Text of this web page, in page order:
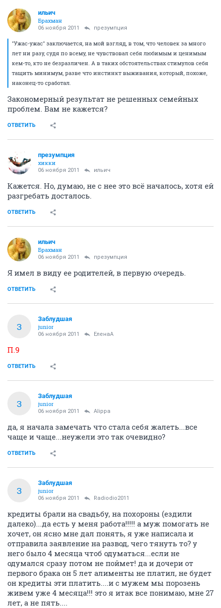
ильич
Брахман
06 ноября 2011 презумпция
"Ужас-ужас" заключается, на мой взгляд, в том, что человек за много
лет ни разу, судя по всему, не чувствовал себя любимым и ценимым
кем-то, кто не безразличен. А в таких обстоятельствах стимулов себя
тащить минимум, разве что инстинкт выживания, который, похоже,
наконец-то сработал.
Закономерный результат не решенных семейных
проблем. Вам не кажется?
ОТВЕТИТЬ
презумпция
хикки
06 ноября 2011 ильич
Кажется. Но, думаю, не с нее это всё началось, хотя ей
разгребать досталось.
ОТВЕТИТЬ
ильич
Брахман
06 ноября 2011 презумпция
Я имел в виду ее родителей, в первую очередь.
ОТВЕТИТЬ
З
Заблудшая
junior
06 ноября 2011 ЕленаА
П.9
ОТВЕТИТЬ
З
Заблудшая
junior
06 ноября 2011 Alippa
да, я начала замечать что стала себя жалеть...все
чаще и чаще...неужели это так очевидно?
ОТВЕТИТЬ
З
Заблудшая
junior
06 ноября 2011 Radiodio2011
кредиты брали на свадьбу, на похороны (ездили
далеко)...да есть у меня работа!!!!! а муж помогать не
хочет, он ясно мне дал понять, я уже написала и
отправила заявление на развод, чего тянуть то? у
него было 4 месяца чтоб одуматься...если не
одумался сразу потом не поймет! да и дочери от
первого брака он 5 лет алименты не платил, не будет
он кредиты эти платить....и с мужем мы порозень
живем уже 4 месяца!!! это я итак все понимаю, мне 27
лет, а не пять....